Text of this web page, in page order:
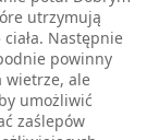
utrzymują
Następnie
powinny
wietrze, ale
umożliwić
zaślepów